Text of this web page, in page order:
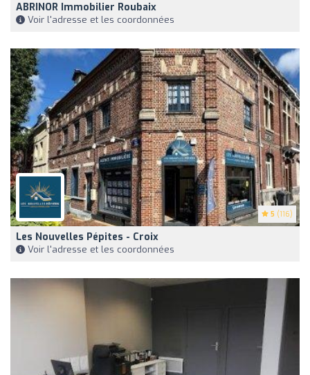
ABRINOR Immobilier Roubaix
Voir l'adresse et les coordonnées
5 (116)
Les Nouvelles Pépites - Croix
Voir l'adresse et les coordonnées